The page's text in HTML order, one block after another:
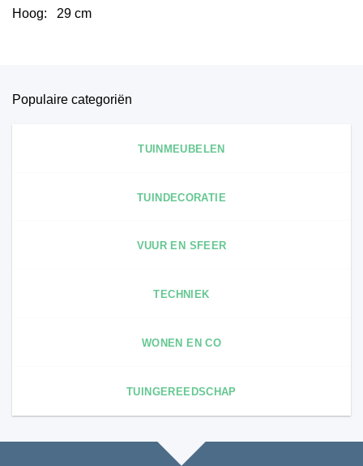
Hoog: 29 cm
Populaire categoriën
TUINMEUBELEN
TUINDECORATIE
VUUR EN SFEER
TECHNIEK
WONEN EN CO
TUINGEREEDSCHAP